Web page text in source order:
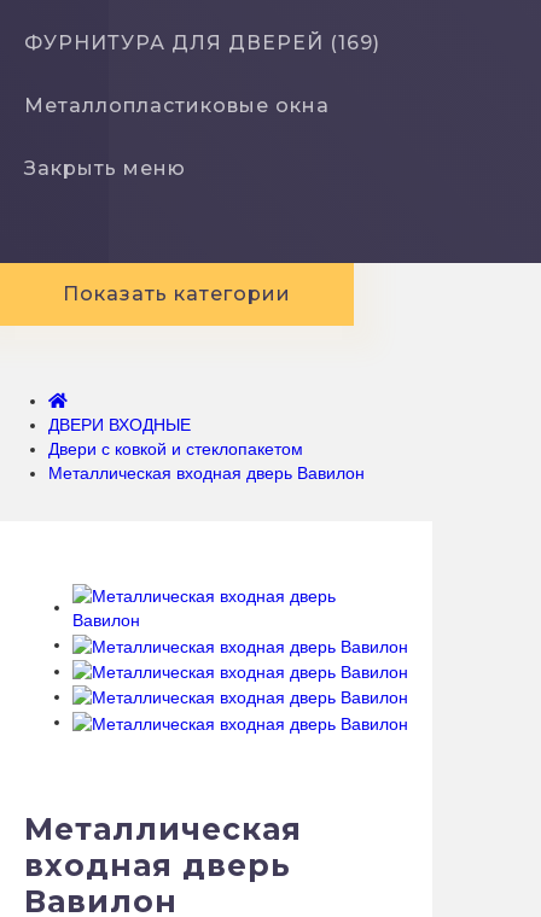
ФУРНИТУРА ДЛЯ ДВЕРЕЙ (169)
Металлопластиковые окна
Закрыть меню
Показать категории
ДВЕРИ ВХОДНЫЕ
Двери с кoвкой и стеклопакетом
Металлическая входная дверь Вавилон
Металлическая
входная дверь
Вавилон